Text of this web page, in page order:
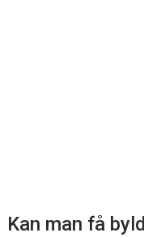
Kan man få